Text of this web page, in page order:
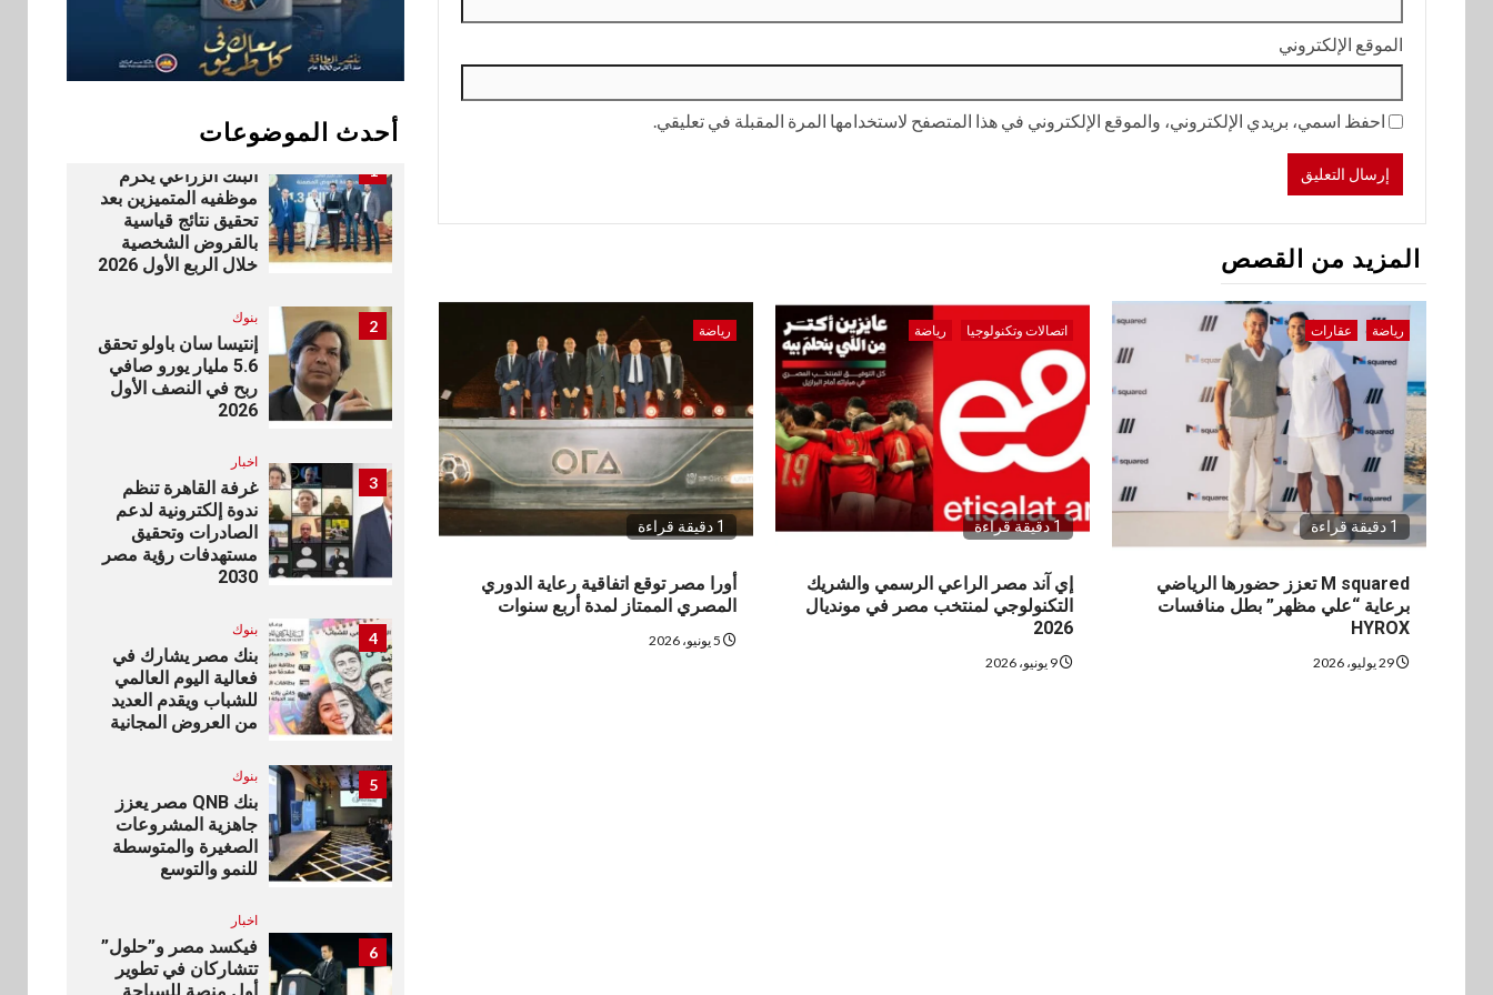
الموقع الإلكتروني
احفظ اسمي، بريدي الإلكتروني، والموقع الإلكتروني في هذا المتصفح لاستخدامها المرة المقبلة في تعليقي.
المزيد من القصص
رياضة عقارات
1 دقيقة قراءة
M squared تعزز حضورها الرياضي
برعاية “علي مظهر” بطل منافسات
HYROX
اتصالات وتكنولوجيا رياضة
1 دقيقة قراءة
إي آند مصر الراعي الرسمي والشريك
التكنولوجي لمنتخب مصر في مونديال
2026
9 يونيو، 2026
رياضة
1 دقيقة قراءة
أورا مصر توقع اتفاقية رعاية الدوري
المصري الممتاز لمدة أربع سنوات
أحدث الموضوعات
10 سوق وصلة
vivo تشعل المنافسة
في مصر مع إطلاق
Y500 المزود ببطارية
1
بنوك
البنك الزراعي يكرم
موظفيه المتميزين بعد
تحقيق نتائج قياسية
بالقروض الشخصية
خلال الربع الأول 2026
2 بنوك
إنتيسا سان باولو تحقق
5.6 مليار يورو صافي
ربح في النصف الأول
2026
3
اخبار
غرفة القاهرة تنظم
ندوة إلكترونية لدعم
الصادرات وتحقيق
مستهدفات رؤية مصر
2030
4 بنوك
بنك مصر يشارك في
فعالية اليوم العالمي
للشباب ويقدم العديد
من العروض المجانية
5 بنوك
بنك QNB مصر يعزز
جاهزية المشروعات
الصغيرة والمتوسطة
للنمو والتوسع
6
اخبار
فيكسد مصر و”حلول”
تتشاركان في تطوير